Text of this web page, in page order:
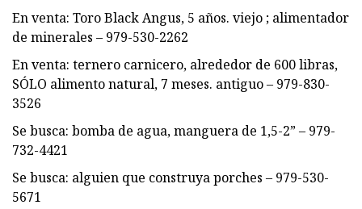
En venta: Toro Black Angus, 5 años. viejo ; alimentador
de minerales – 979-530-2262
En venta: ternero carnicero, alrededor de 600 libras,
SÓLO alimento natural, 7 meses. antiguo – 979-830-
3526
Se busca: bomba de agua, manguera de 1,5-2” – 979-
732-4421
Se busca: alguien que construya porches – 979-530-
5671